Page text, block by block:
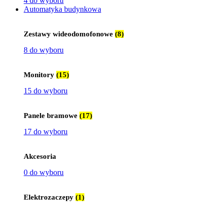
Automatyka budynkowa
Zestawy wideodomofonowe (8)
8 do wyboru
Monitory (15)
15 do wyboru
Panele bramowe (17)
17 do wyboru
Akcesoria
0 do wyboru
Elektrozaczepy (1)